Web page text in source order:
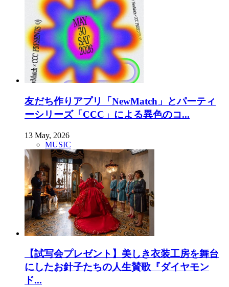
友だち作りアプリ「NewMatch」とパーティ
ーシリーズ「CCC」による異色のコ...
13 May, 2026
MUSIC
【試写会プレゼント】美しき衣装工房を舞台
にしたお針子たちの人生賛歌『ダイヤモン
ド...